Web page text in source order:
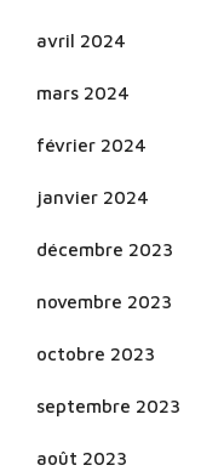
avril 2024
mars 2024
février 2024
janvier 2024
décembre 2023
novembre 2023
octobre 2023
septembre 2023
août 2023